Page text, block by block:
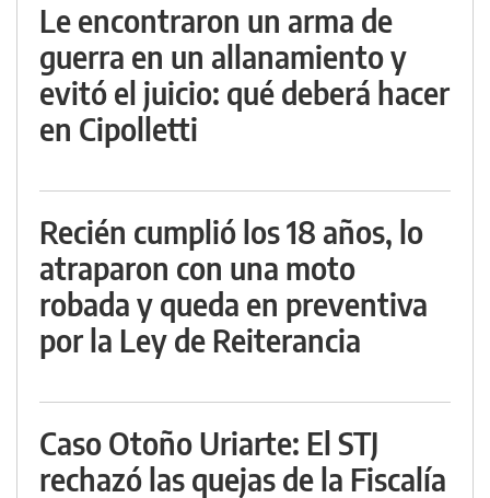
Le encontraron un arma de
guerra en un allanamiento y
evitó el juicio: qué deberá hacer
en Cipolletti
Recién cumplió los 18 años, lo
atraparon con una moto
robada y queda en preventiva
por la Ley de Reiterancia
Caso Otoño Uriarte: El STJ
rechazó las quejas de la Fiscalía